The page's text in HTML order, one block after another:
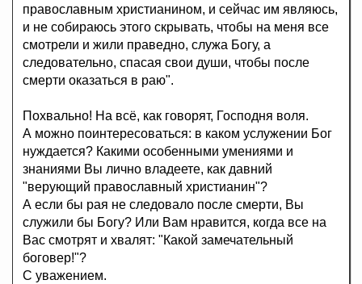
православным христианином, и сейчас им являюсь,
и не собираюсь этого скрывать, чтобы на меня все
смотрели и жили праведно, служа Богу, а
следовательно, спасая свои души, чтобы после
смерти оказаться в раю".
Похвально! На всё, как говорят, Господня воля.
А можно поинтересоваться: в каком услужении Бог
нуждается? Какими особенными умениями и
знаниями Вы лично владеете, как давний
"верующий православный христианин"?
А если бы рая не следовало после смерти, Вы
служили бы Богу? Или Вам нравится, когда все на
Вас смотрят и хвалят: "Какой замечательный
боговер!"?
С уважением.